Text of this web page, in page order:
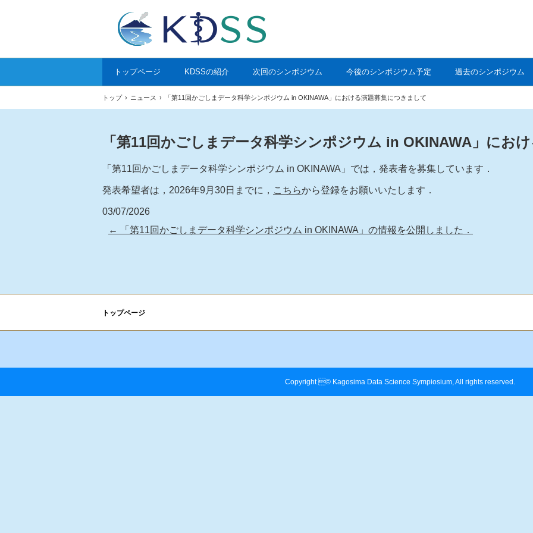
トップページ KDSSの紹介 次回のシンポジウム 今後のシンポジウム予定 過去のシンポジウム
トップ › ニュース › 「第11回かごしまデータ科学シンポジウム in OKINAWA」における演題募集につきまして
「第11回かごしまデータ科学シンポジウム in OKINAWA」にお
「第11回かごしまデータ科学シンポジウム in OKINAWA」では，発表者を募集しています．
発表希望者は，2026年9月30日までに， こちらから登録をお願いいたします．
03/07/2026
←
「第11回かごしまデータ科学シンポジウム in OKINAWA」の情報を公開しました．
トップページ
Copyright © Kagosima Data Science Sympiosium, All rights reserved.